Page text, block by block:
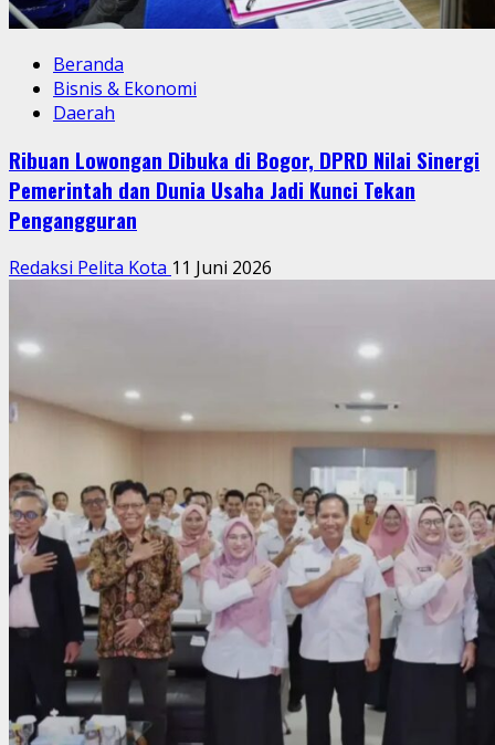
Beranda
Bisnis & Ekonomi
Daerah
Ribuan Lowongan Dibuka di Bogor, DPRD Nilai Sinergi
Pemerintah dan Dunia Usaha Jadi Kunci Tekan
Pengangguran
Redaksi Pelita Kota 11 Juni 2026